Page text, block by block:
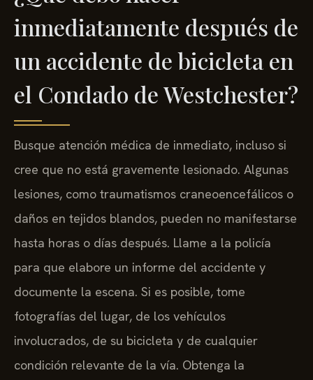
inmediatamente después de
un accidente de bicicleta en
el Condado de Westchester?
Busque atención médica de inmediato, incluso si
cree que no está gravemente lesionado. Algunas
lesiones, como traumatismos craneoencefálicos o
daños en tejidos blandos, pueden no manifestarse
hasta horas o días después. Llame a la policía
para que elabore un informe del accidente y
documente la escena. Si es posible, tome
fotografías del lugar, de los vehículos
involucrados, de su bicicleta y de cualquier
condición relevante de la vía. Obtenga la